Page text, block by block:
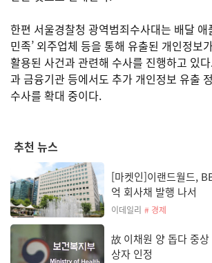
한편 서울경찰청 광역범죄수사대는 배달 애
민족’ 외주업체 등을 통해 유출된 개인정보
활용된 사건과 관련해 수사를 진행하고 있
과 금융기관 등에서도 추가 개인정보 유출
수사를 확대 중이다.
추천 뉴스
[마켓인]이랜드월드,
억 회사채 발행 나서
이데일리 # 경제
故 이채원 양 돕다 중
상자 인정